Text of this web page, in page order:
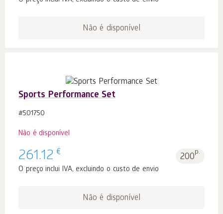
Não é disponível
Sports Performance Set
#501750
Não é disponível
261.12 € 200p.
O preço inclui IVA, excluindo o custo de envio
Não é disponível